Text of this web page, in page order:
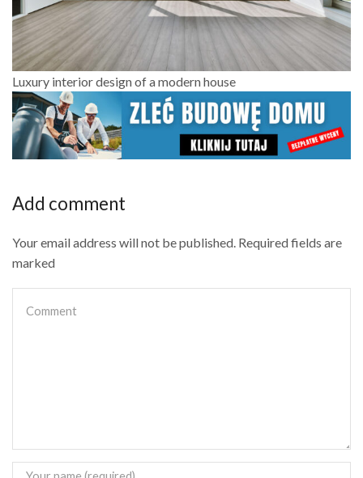
Luxury interior design of a modern house
Add comment
Your email address will not be published. Required fields are
marked